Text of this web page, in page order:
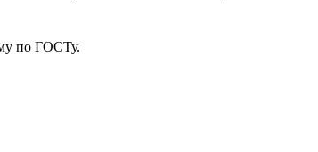
по ГОСТу.